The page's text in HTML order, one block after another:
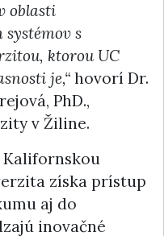
oblasti
s
ktorou UC
je,“ hovorí Dr.
PhD.,
v Žiline.
Kalifornskou
získa prístup
aj do
inovačné